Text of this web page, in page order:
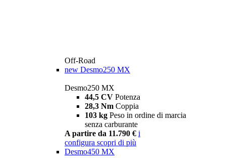
Off-Road
new Desmo250 MX
Desmo250 MX
44,5 CV Potenza
28,3 Nm Coppia
103 kg Peso in ordine di marcia
senza carburante
A partire da 11.790 € i
configura scopri di più
Desmo450 MX